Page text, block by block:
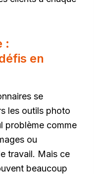
:
en
se
les outils photo
problème comme
ou
travail. Mais ce
beaucoup